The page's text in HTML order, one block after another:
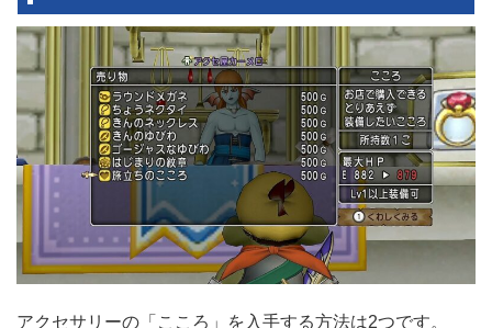
アクセサリーの「こころ」を入手する方法は2つです。